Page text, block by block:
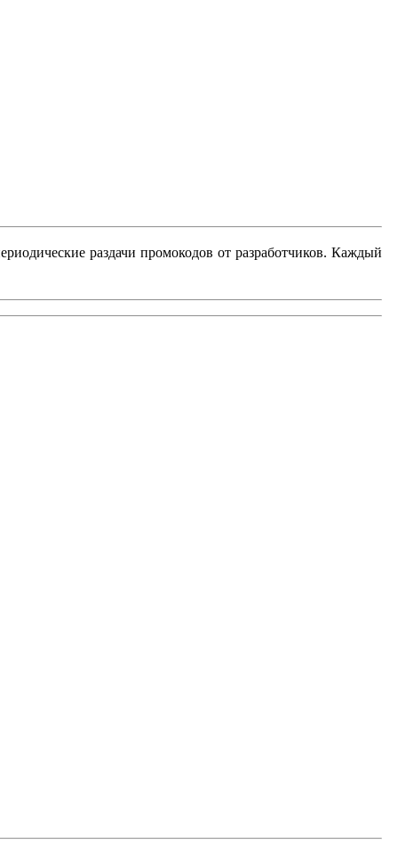
раздачи промокодов от разработчиков.Каждый